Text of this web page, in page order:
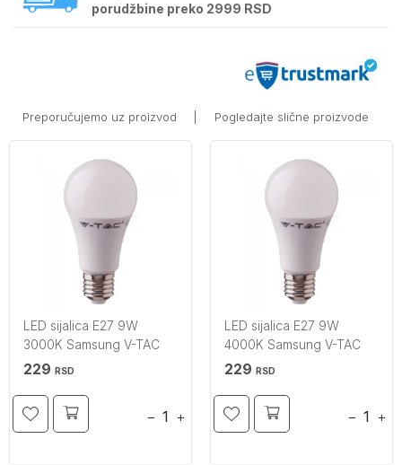
porudžbine preko 2999 RSD
Preporučujemo uz proizvod Pogledajte slične proizvode
LED sijalica E27 9W
3000K Samsung V-TAC
229 RSD
− +
LED sijalica E27 9W
4000K Samsung V-TAC
229 RSD
− +